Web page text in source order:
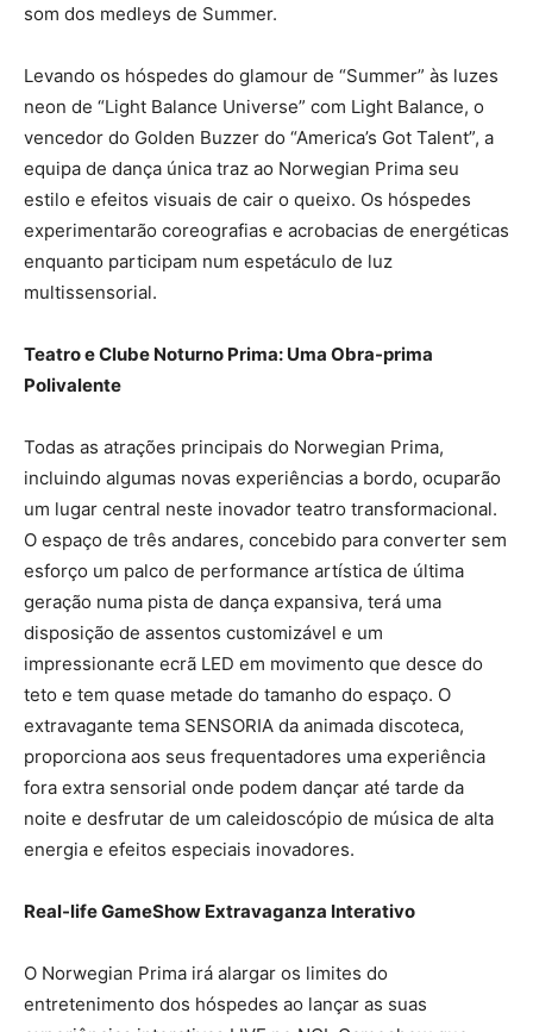
som dos medleys de Summer.
Levando os hóspedes do glamour de “Summer” às luzes
neon de “Light Balance Universe” com Light Balance, o
vencedor do Golden Buzzer do “America’s Got Talent”, a
equipa de dança única traz ao Norwegian Prima seu
estilo e efeitos visuais de cair o queixo. Os hóspedes
experimentarão coreografias e acrobacias de energéticas
enquanto participam num espetáculo de luz
multissensorial.
Teatro e Clube Noturno Prima: Uma Obra-prima
Polivalente
Todas as atrações principais do Norwegian Prima,
incluindo algumas novas experiências a bordo, ocuparão
um lugar central neste inovador teatro transformacional.
O espaço de três andares, concebido para converter sem
esforço um palco de performance artística de última
geração numa pista de dança expansiva, terá uma
disposição de assentos customizável e um
impressionante ecrã LED em movimento que desce do
teto e tem quase metade do tamanho do espaço. O
extravagante tema SENSORIA da animada discoteca,
proporciona aos seus frequentadores uma experiência
fora extra sensorial onde podem dançar até tarde da
noite e desfrutar de um caleidoscópio de música de alta
energia e efeitos especiais inovadores.
Real-life GameShow Extravaganza Interativo
O Norwegian Prima irá alargar os limites do
entretenimento dos hóspedes ao lançar as suas